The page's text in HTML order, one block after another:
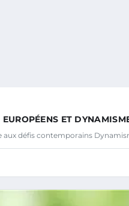
ET
aux défis contemporains